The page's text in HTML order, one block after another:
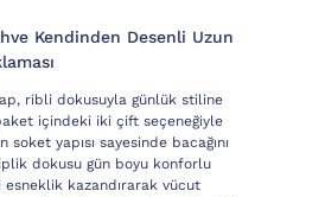
Kendinden Desenli Uzun
ribli dokusuyla günlük stiline
içindeki iki çift seçeneğiyle
yapısı sayesinde bacağını
dokusu gün boyu konforlu
esneklik kazandırarak vücut